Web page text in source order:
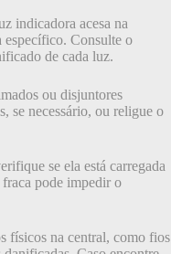
indicadora acesa na
específico. Consulte o
de cada luz.
ou disjuntores
se necessário, ou religue o
se ela está carregada
pode impedir o
físicos na central, como fios